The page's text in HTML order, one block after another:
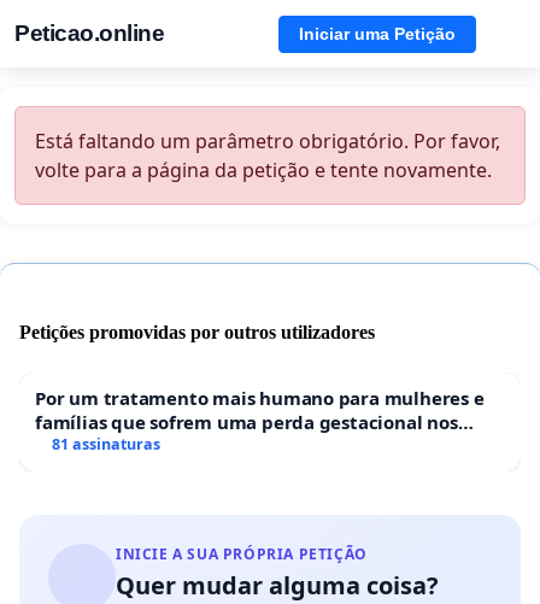
Peticao.online Iniciar uma Petição
Está faltando um parâmetro obrigatório. Por favor,
volte para a página da petição e tente novamente.
Petições promovidas por outros utilizadores
Por um tratamento mais humano para mulheres e
famílias que sofrem uma perda gestacional nos
hospitais portugueses
81 assinaturas
INICIE A SUA PRÓPRIA PETIÇÃO
Quer mudar alguma coisa?